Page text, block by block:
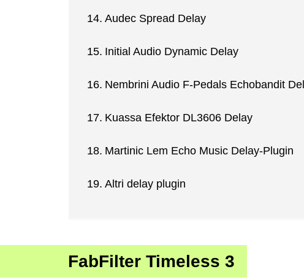
Audec Spread Delay
Initial Audio Dynamic Delay
Nembrini Audio F-Pedals Echobandit
Kuassa Efektor DL3606 Delay
Martinic Lem Echo Music Delay-Plugin
Altri delay plugin
FabFilter Timeless 3